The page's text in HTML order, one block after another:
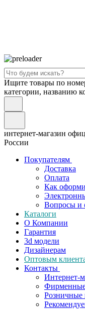
Ищите товары по
категории, названию
интернет-магазин
России
Покупателям
Доставка
Оплата
Как
Вопросы и
Каталоги
О Компании
Гарантия
3d модели
Дизайнерам
Оптовым
Контакты
Интернет-
Розничные